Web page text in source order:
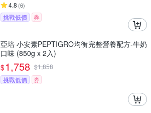
4.8 (6)
挑戰低價 券
亞培 小安素PEPTIGRO均衡完整營養配方-牛奶
口味 (850g x 2入)
$1,758 $1,858
挑戰低價
券